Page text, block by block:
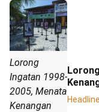
Lorong
Ingatan 1998-
2005, Menata
Kenangan
Headline